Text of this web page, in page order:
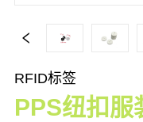
RFID标签
PPS纽扣服